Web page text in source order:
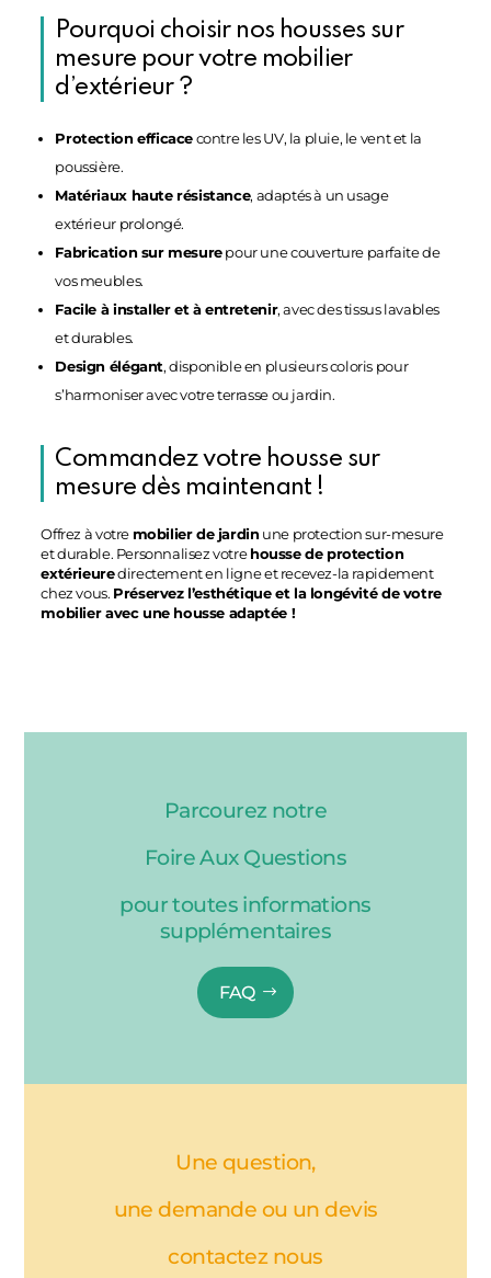
Pourquoi choisir nos housses sur
mesure pour votre mobilier
d’extérieur ?
Protection efficacecontre les UV, la pluie, le vent et la
poussière.
Matériaux haute résistance, adaptés à un usage
extérieur prolongé.
Fabrication sur mesurepour une couverture parfaite de
vos meubles.
Facile à installer et à entretenir, avec des tissus lavables
et durables.
Design élégant, disponible en plusieurs coloris pour
s’harmoniser avec votre terrasse ou jardin.
Commandez votre housse sur
mesure dès maintenant !
Offrez à votre mobilier de jardinune protection sur-mesure
et durable. Personnalisez votrehousse de protection
extérieuredirectement en ligne et recevez-la rapidement
chez vous. Préservez l’esthétique et la longévité de votre
mobilier avec une housse adaptée !
Parcourez notre
Foire Aux Questions
pour toutes informations
supplémentaires
FAQ
Une question,
une demande ou un devis
contactez nous